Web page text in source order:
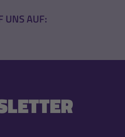
UNS AUF: